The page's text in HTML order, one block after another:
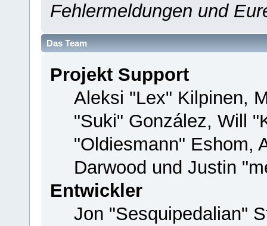
Fehlermeldungen und
Das Team
Projekt Support
Aleksi "Lex" Kilpinen,
"Suki" González, Will
"Oldiesmann" Eshom,
Darwood und Justin
Entwickler
Jon "Sesquipedalian"